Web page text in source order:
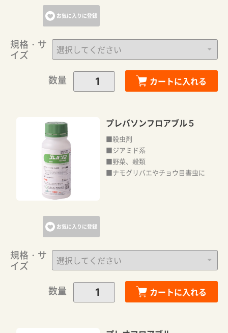
お気に入りに登録
規格・サ
イズ
数量
カートに入れる
お気に入りに登録
プレバソンフロアブル５
■殺虫剤
■ジアミド系
■野菜、穀類
■ナモグリバエやチョウ目害虫に
規格・サ
イズ
数量
カートに入れる